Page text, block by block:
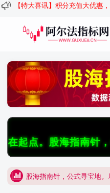
【特大喜讯】积分充值大优惠
南针，公式寻宝
阿尔法通达信，专业指标
阿尔法通达信，汇聚顶尖
股海指南针，公式寻宝地